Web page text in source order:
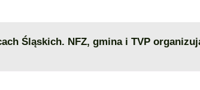
Śląskich. NFZ, gmina i TVP